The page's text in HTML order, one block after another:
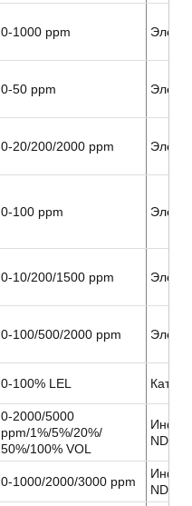
0-1000 ppm
0-50 ppm
0-20/200/2000 ppm
0-100 ppm
0-10/200/1500 ppm
0-100/500/2000 ppm
0-100% LEL
0-2000/5000
ppm/1%/5%/20%/
50%/100% VOL
NDIR
0-1000/2000/3000 ppm
NDIR